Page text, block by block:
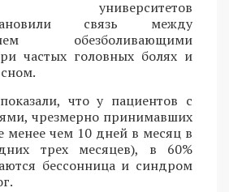
университетов
связь между
обезболивающими
частых головных болях и
что у пациентов с
чрезмерно принимавших
менее чем 10 дней в месяц в
трех месяцев), в 60%
бессонница и синдром